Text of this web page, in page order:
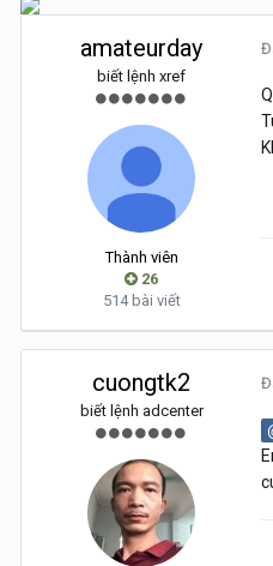
amateurday
biết lệnh xref
Thành viên
26
514 bài viết
cuongtk2
biết lệnh adcenter